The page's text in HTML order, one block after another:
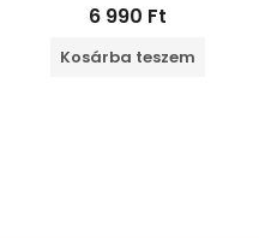
6 990 Ft
Kosárba teszem